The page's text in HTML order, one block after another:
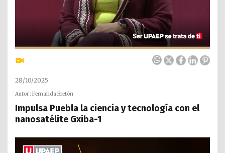
28/10/2025
Autor : Fernanda Bretón
Impulsa Puebla la ciencia y tecnología con el
nanosatélite Gxiba-1